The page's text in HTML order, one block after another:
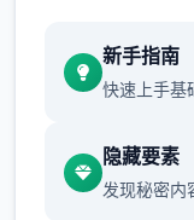
新手指南
快速上手基
隐藏要素
发现秘密内